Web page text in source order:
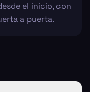
el inicio, con
a puerta.